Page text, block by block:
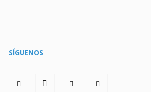
SÍGUENOS